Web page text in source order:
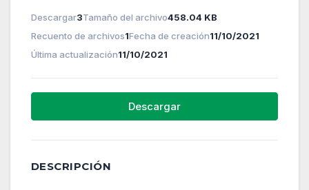
Descargar3Tamaño del archivo458.04 KB
Recuento de archivos1Fecha de creación11/10/2021
Última actualización11/10/2021
Descargar
DESCRIPCIÓN